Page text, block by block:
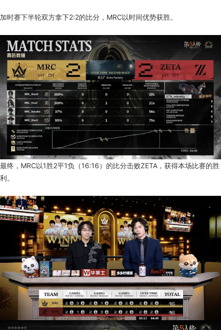
加时赛下半轮双方拿下2:2的比分，MRC以时间优势获胜。
最终，MRC以1胜2平1负（16:16）的比分击败ZETA，获得本场比赛的胜
利。